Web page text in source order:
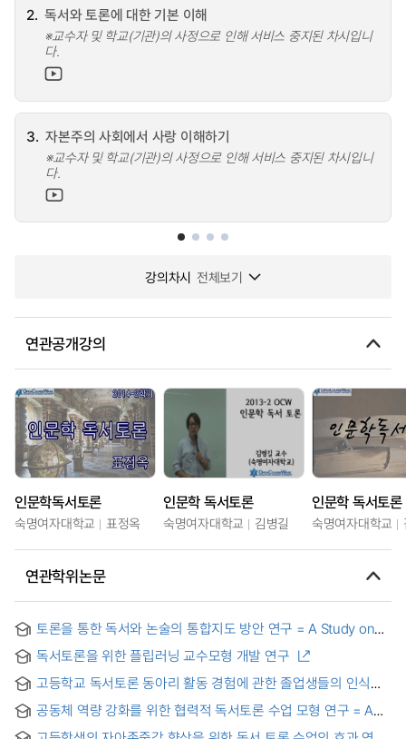
2. 독서와 토론에 대한 기본 이해
※교수자 및 학교(기관)의 사정으로 인해 서비스 중지된 차시입니
다.
3. 자본주의 사회에서 사랑 이해하기
※교수자 및 학교(기관)의 사정으로 인해 서비스 중지된 차시입니
다.
강의차시 전체보기
연관공개강의
인문학독서토론
숙명여자대학교 표정옥
인문학 독서토론
숙명여자대학교 김병길
인문학 독서토론
숙명여자대학교
연관학위논문
토론을 통한 독서와 논술의 통합지도 방안 연구 = A Study on
Discussion
독서토론을 위한 플립러닝 교수모형 개발 연구
고등학교 독서토론 동아리 활동 경험에 관한 졸업생들의 인식
the book club experience
공동체 역량 강화를 위한 협력적 독서토론 수업 모형 연구 = A